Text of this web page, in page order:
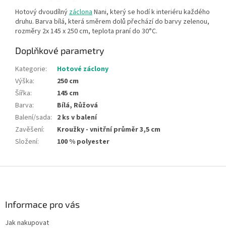
Hotový dvoudílnýzáclonaNani, který se hodí k interiéru každého
druhu. Barva bílá, která směrem dolů přechází do barvy zelenou,
rozměry 2x 145 x 250 cm, teplota praní do 30°C.
Doplňkové parametry
Kategorie:
Hotové záclony
Výška:
250 cm
Šířka:
145 cm
Barva:
Bílá, Růžová
Balení/sada: 2 ks v balení
Zavěšení:
Kroužky - vnitřní průměr 3,5 cm
Složení: 100 % polyester
Informace pro vás
Jak nakupovat